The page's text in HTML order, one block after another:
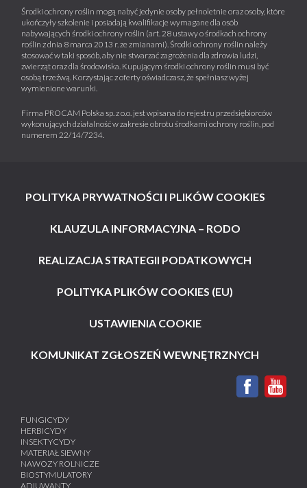
Środki ochrony roślin mogą nabyć jedynie osoby pełnoletnie oraz osoby, które
ukończyły szkolenie i posiadają kwalifikacje wymagane dla osób
nabywających środki ochrony roślin (art. 28 ustawy o środkach ochrony
roślin z dnia 8 marca 2013 r. ze zmianami). Środki ochrony roślin należy
stosować w taki sposób, aby nie stwarzać zagrożenia dla zdrowia ludzi,
zwierząt oraz dla środowiska. Kupującym środki ochrony roślin musi być
osobą trzeźwą. Korzystając z oferty oświadczasz, że spełniasz wyżej
wymienione warunki.
Firma PROCAM Polska sp. z o.o. jest wpisana do rejestru przedsiębiorców
wykonujących działalność w zakresie obrotu środkami ochrony roślin, pod
numerem 22/14/7234.
POLITYKA PRYWATNOŚCI I PLIKÓW COOKIES
KLAUZULA INFORMACYJNA – RODO
REALIZACJA STRATEGII PODATKOWYCH
POLITYKA PLIKÓW COOKIES (EU)
USTAWIENIA COOKIE
KOMUNIKAT ZGŁOSZEŃ WEWNĘTRZNYCH
FUNGICYDY
HERBICYDY
INSEKTYCYDY
MATERIAŁ SIEWNY
NAWOZY ROLNICZE
BIOSTYMULATORY
ADIUWANTY